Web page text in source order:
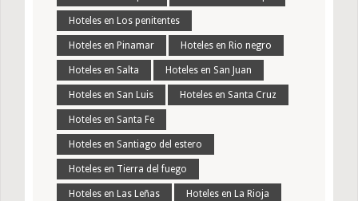
Hoteles en Los penitentes
Hoteles en Pinamar Hoteles en Rio negro
Hoteles en Salta Hoteles en San Juan
Hoteles en San Luis Hoteles en Santa Cruz
Hoteles en Santa Fe
Hoteles en Santiago del estero
Hoteles en Tierra del fuego
Hoteles en Las Leñas Hoteles en La Rioja